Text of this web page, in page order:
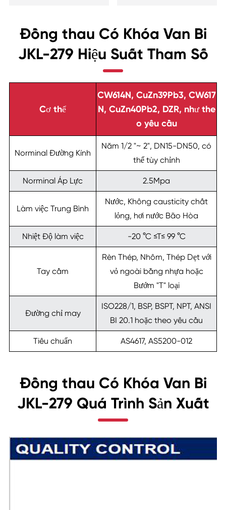
Đồng thau Có Khóa Van Bi
JKL-279 Hiệu Suất Tham Số
Cơ thể
CW614N, CuZn39Pb3, CW617
N, CuZn40Pb2, DZR, như the
o yêu cầu
Norminal Đường Kính
Năm 1/2 "~ 2", DN15-DN50, có
thể tùy chỉnh
Norminal Áp Lực 2.5Mpa
Làm việc Trung Bình
Nước, Không causticity chất
lỏng, hơi nước Bão Hòa
Nhiệt Độ làm việc -20 °C ≤T≤ 99 °C
Tay cầm
Rèn Thép, Nhôm, Thép Dẹt với
vỏ ngoài bằng nhựa hoặc
Bướm "T" loại
Đường chỉ may
ISO228/1, BSP, BSPT, NPT, ANSI
BI 20.1 hoặc theo yêu cầu
Tiêu chuẩn AS4617, AS5200-012
Đồng thau Có Khóa Van Bi
JKL-279 Quá Trình Sản Xuất